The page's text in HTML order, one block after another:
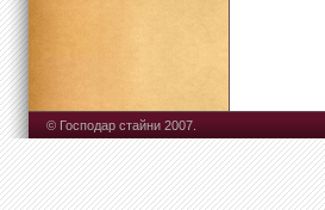
© Господар стайни 2007.